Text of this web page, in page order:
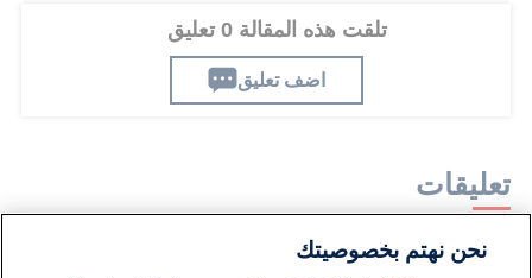
تلقت هذه المقالة 0 تعليق
اضف تعليق
تعليقات
لا توجد تعليقات مكتوبة حتى الآن. كن الأول!
نحن نهتم بخصوصيتك